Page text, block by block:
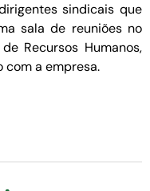
sindicais que
sala de reuniões no
Recursos Humanos,
com a empresa.